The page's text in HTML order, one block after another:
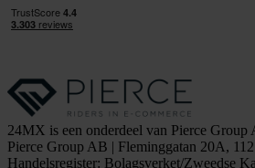
24MX is een onderdeel van Pierce Group
Pierce Group AB | Fleminggatan 20A,
Handelsregister: Bolagsverket/Zweedse